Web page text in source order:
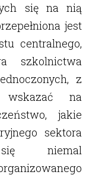
się na nią
jest
centralnego,
szkolnictwa
z
na
jakie
sektora
się niemal